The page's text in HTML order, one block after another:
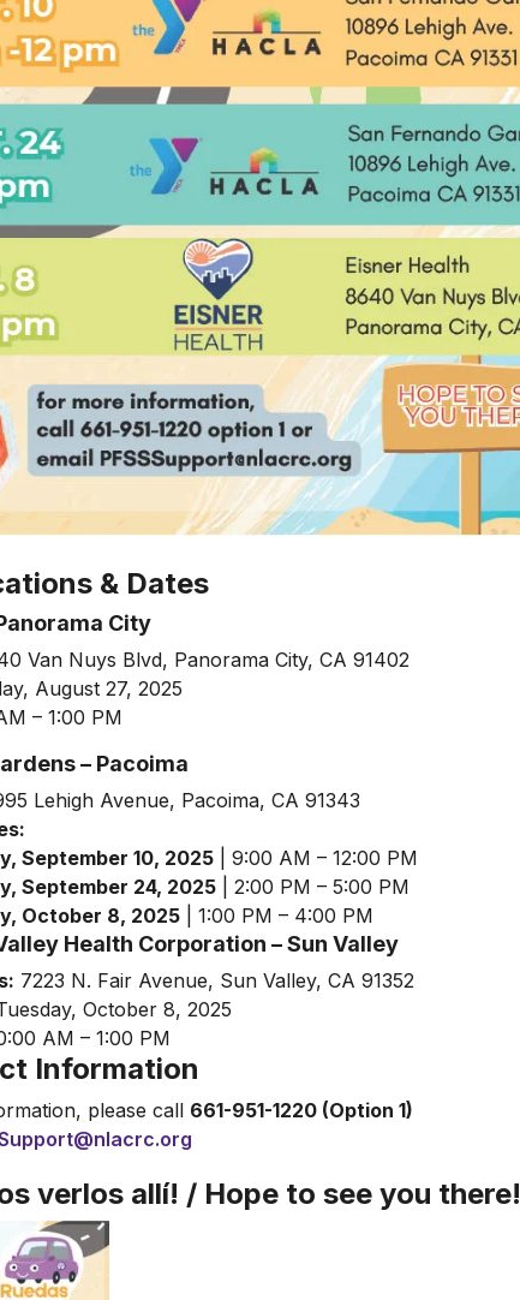
& Dates
City
Van Nuys Blvd, Panorama City, CA 91402
August 27, 2025
– 1:00 PM
– Pacoima
Lehigh Avenue, Pacoima, CA 91343
September 10, 2025 | 9:00 AM – 12:00 PM
September 24, 2025 | 2:00 PM – 5:00 PM
October 8, 2025 | 1:00 PM – 4:00 PM
Health Corporation – Sun Valley
7223 N. Fair Avenue, Sun Valley, CA 91352
October 8, 2025
AM – 1:00 PM
Information
please call 661-951-1220 (Option 1)
verlos allí! / Hope to see you there!